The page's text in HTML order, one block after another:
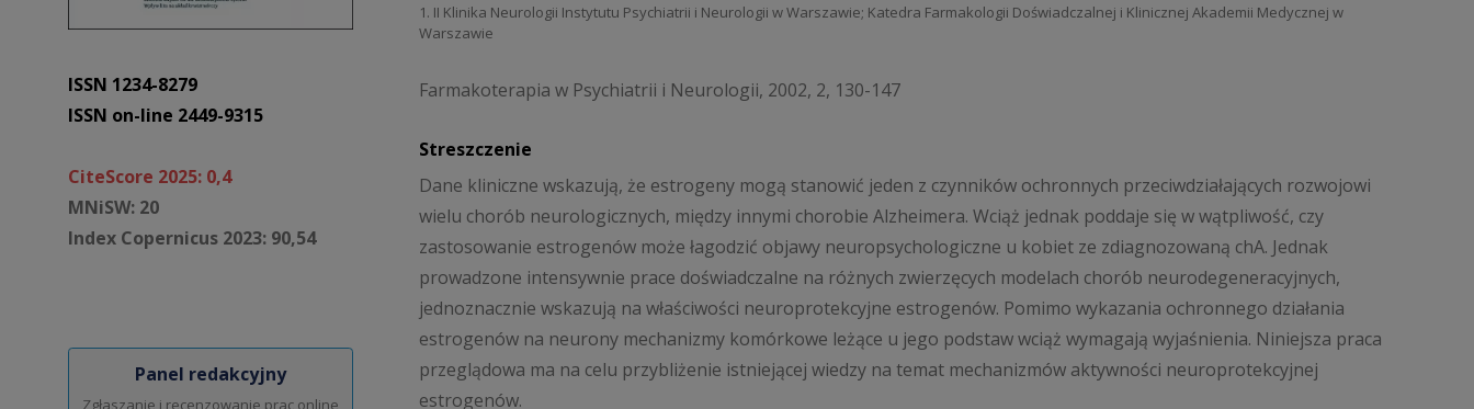
ISSN 1234-8279
ISSN on-line 2449-9315
CiteScore 2025: 0,4
MNiSW: 20
Index Copernicus 2023: 90,54
Panel redakcyjny
Zgłaszanie i recenzowanie prac online
1. II Klinika Neurologii Instytutu Psychiatrii i Neurologii w Warszawie; Katedra Farmakologii Doświadczalnej i Klinicznej Akademii Medycznej w
Warszawie
Farmakoterapia w Psychiatrii i Neurologii, 2002, 2, 130-147
Streszczenie
Dane kliniczne wskazują, że estrogeny mogą stanowić jeden z czynników ochronnych przeciwdziałających rozwojowi
wielu chorób neurologicznych, między innymi chorobie Alzheimera. Wciąż jednak poddaje się w wątpliwość, czy
zastosowanie estrogenów może łagodzić objawy neuropsychologiczne u kobiet ze zdiagnozowaną chA. Jednak
prowadzone intensywnie prace doświadczalne na różnych zwierzęcych modelach chorób neurodegeneracyjnych,
jednoznacznie wskazują na właściwości neuroprotekcyjne estrogenów. Pomimo wykazania ochronnego działania
estrogenów na neurony mechanizmy komórkowe leżące u jego podstaw wciąż wymagają wyjaśnienia. Niniejsza praca
przeglądowa ma na celu przybliżenie istniejącej wiedzy na temat mechanizmów aktywności neuroprotekcyjnej
estrogenów.